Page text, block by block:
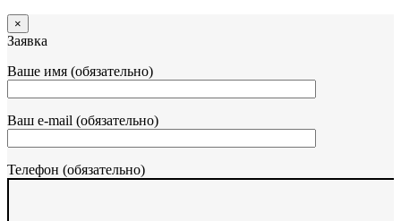
×
Заявка
Ваше имя (обязательно)
Ваш e-mail (обязательно)
Телефон (обязательно)